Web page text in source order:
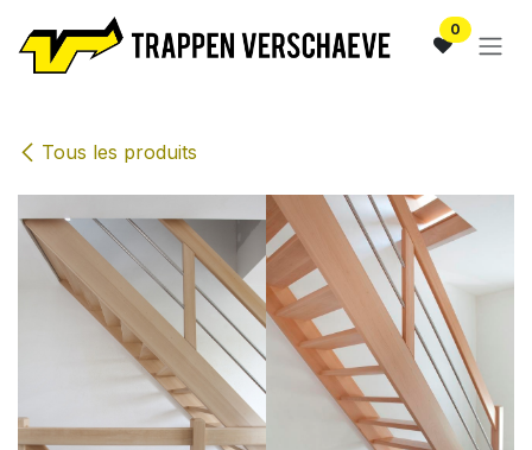
Se rendre au contenu
0
Tous les produits